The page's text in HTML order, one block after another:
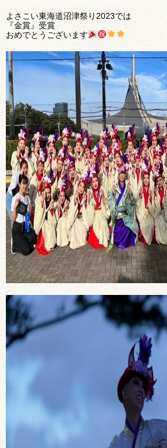
よさこい東海道沼津祭り2023では
『金賞』受賞
おめでとうございます